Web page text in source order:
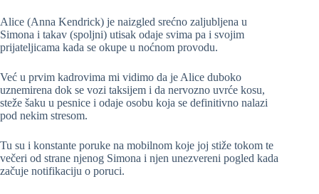
Alice (Anna Kendrick) je naizgled srećno zaljubljena u
Simona i takav (spoljni) utisak odaje svima pa i svojim
prijateljicama kada se okupe u noćnom provodu.
Već u prvim kadrovima mi vidimo da je Alice duboko
uznemirena dok se vozi taksijem i da nervozno uvrće kosu,
steže šaku u pesnice i odaje osobu koja se definitivno nalazi
pod nekim stresom.
Tu su i konstante poruke na mobilnom koje joj stiže tokom te
večeri od strane njenog Simona i njen unezvereni pogled kada
začuje notifikaciju o poruci.